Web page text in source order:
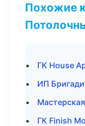
Похожие
ГК House
ИП
ГК Finish